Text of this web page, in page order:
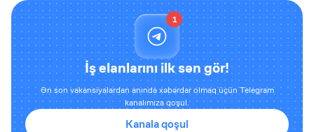
1
İş elanlarını ilk sən gör!
Ən son vakansiyalardan anında xəbərdar olmaq üçün Telegram
kanalımıza qoşul.
Kanala qoşul